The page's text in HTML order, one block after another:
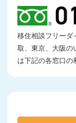
移住相談フリーダ
取、東京、大阪の
は下記の各窓口の